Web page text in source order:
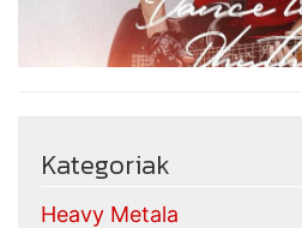
Kategoriak
Heavy Metala